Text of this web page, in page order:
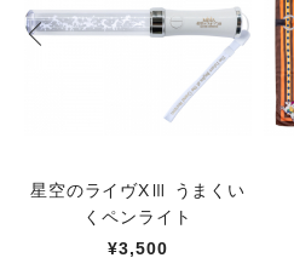
星空のライヴXⅢ うまくい
くペンライト
¥3,500